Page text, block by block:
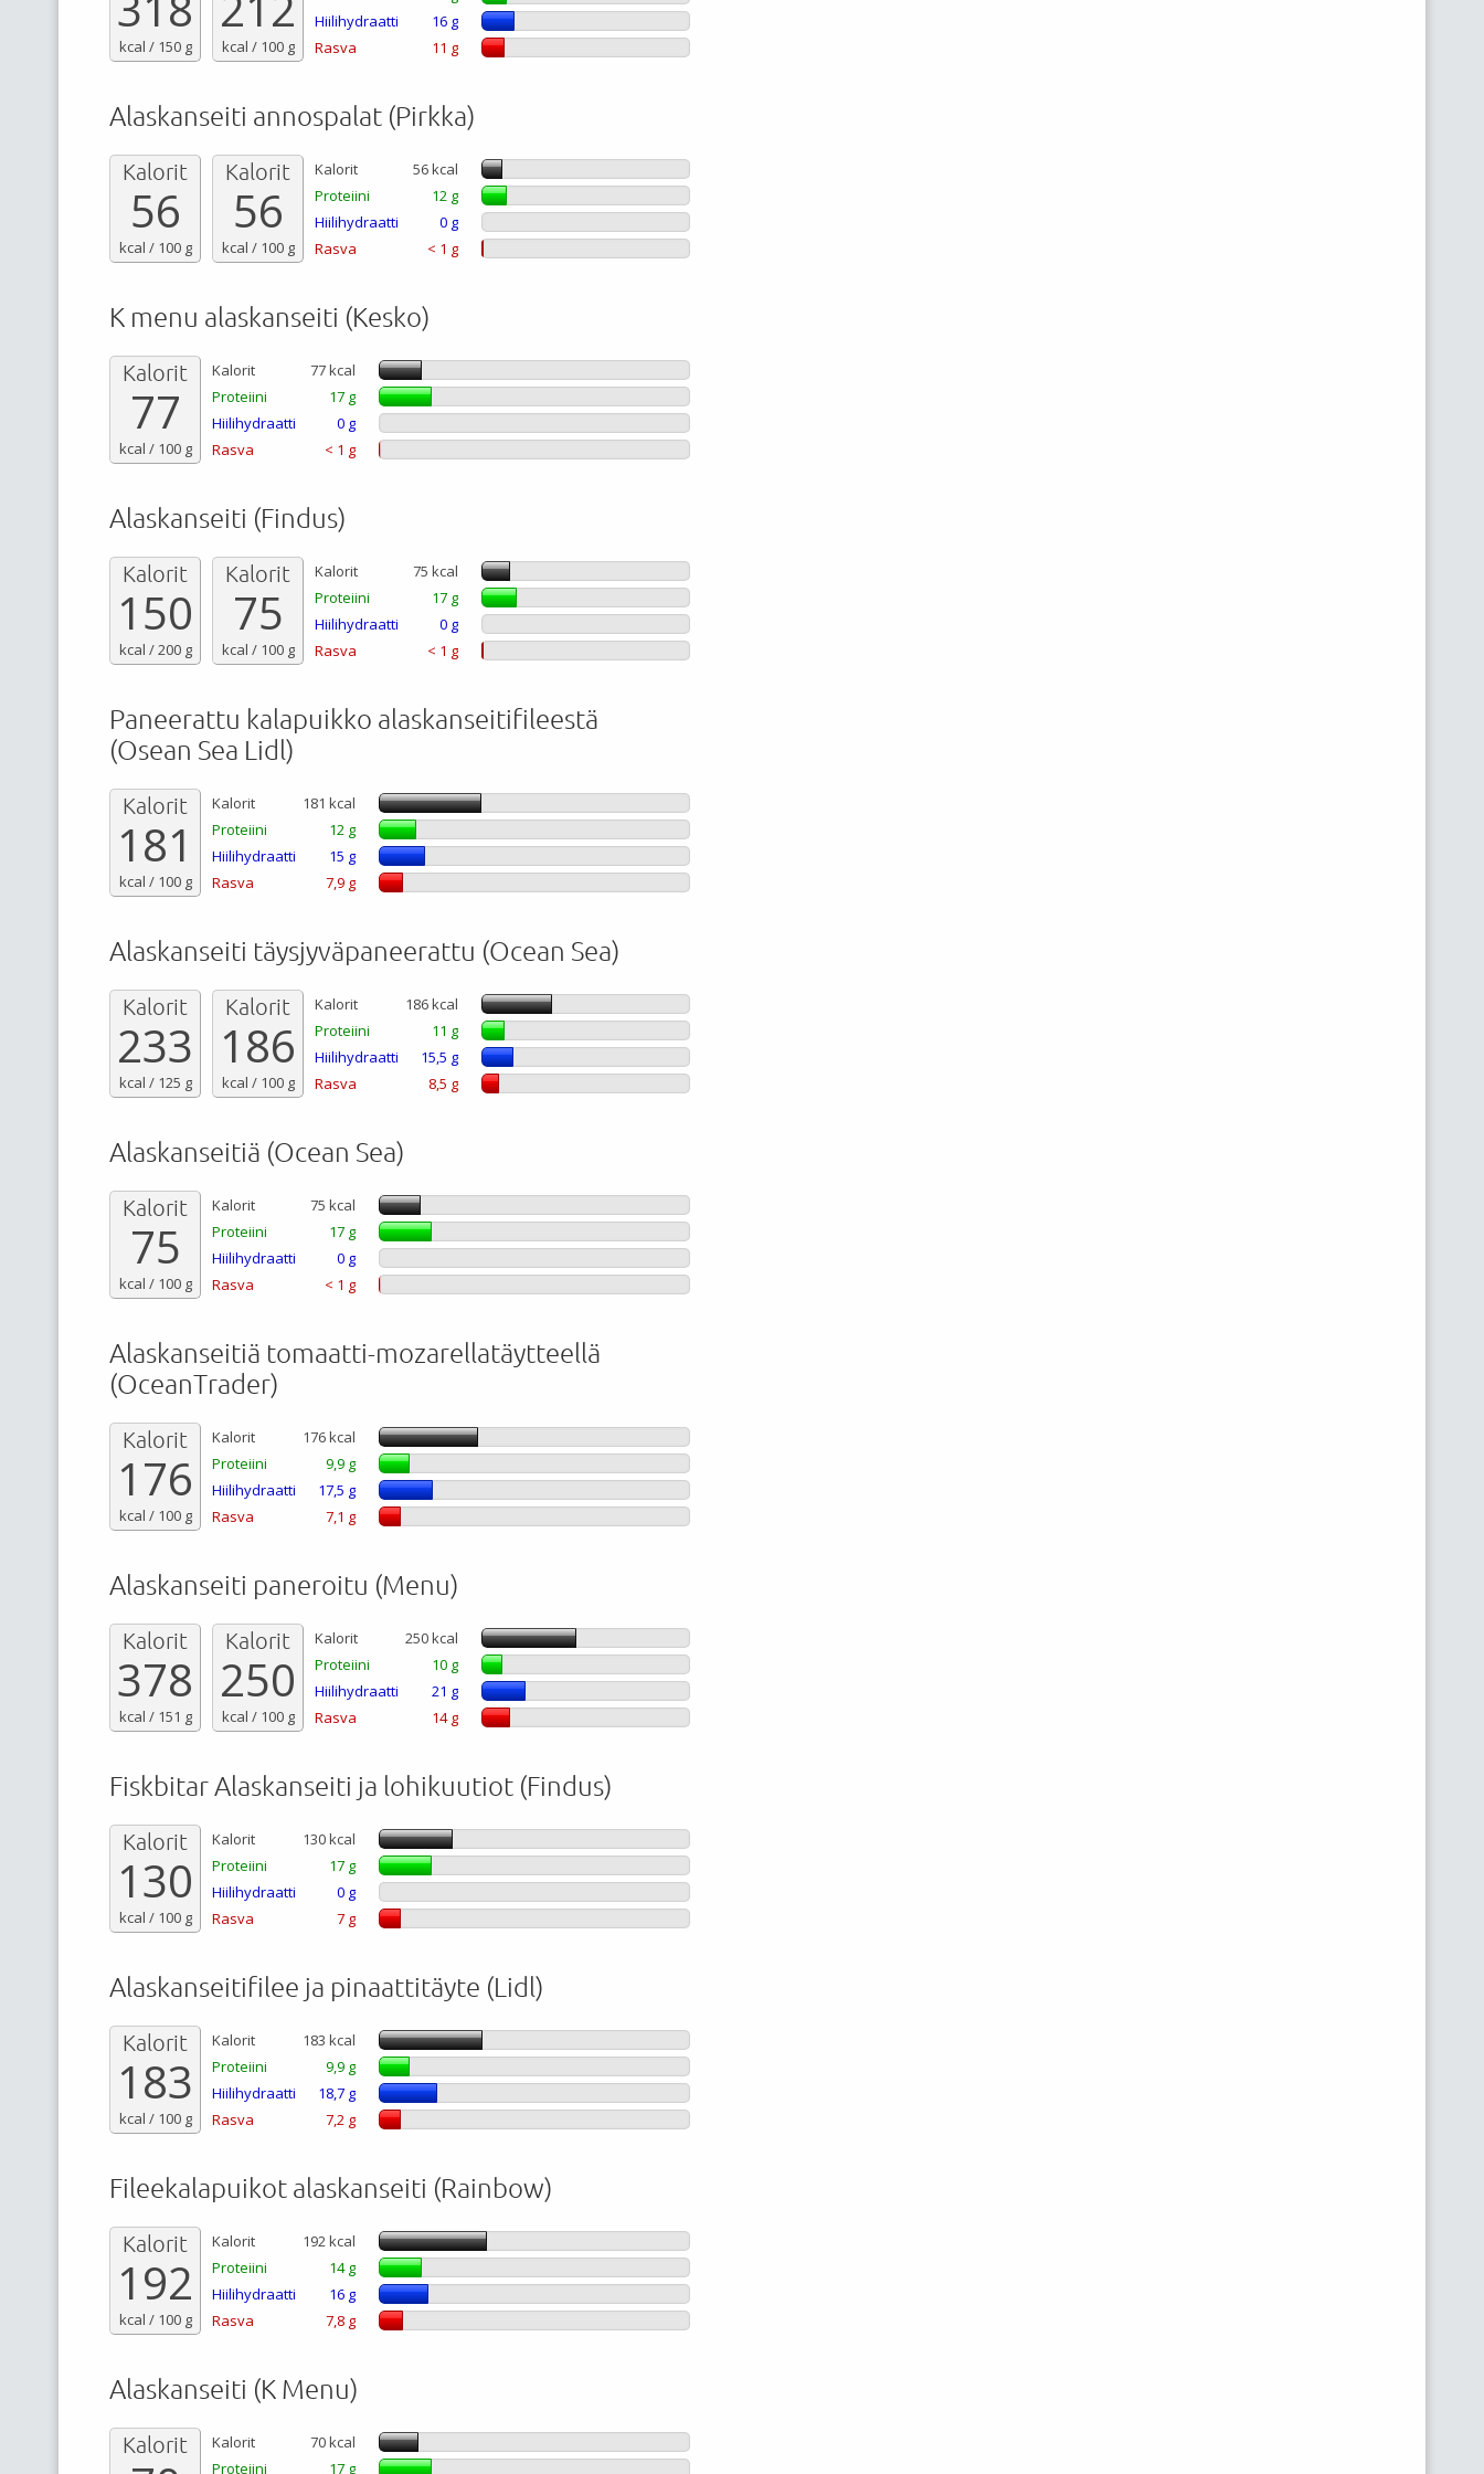
kcal / 150 g kcal / 100 g
Hiilihydraatti
16 g
Rasva
11 g
Alaskanseiti annospalat (Pirkka)
Kalorit
56
kcal / 100 g
Kalorit
56
kcal / 100 g
Kalorit
56 kcal
Proteiini
12 g
Hiilihydraatti
0 g
Rasva
< 1 g
K menu alaskanseiti (Kesko)
Kalorit
77
kcal / 100 g
Kalorit
77 kcal
Proteiini
17 g
Hiilihydraatti
0 g
Rasva
< 1 g
Alaskanseiti (Findus)
Kalorit
150
kcal / 200 g
Kalorit
75
kcal / 100 g
Kalorit
75 kcal
Proteiini
17 g
Hiilihydraatti
0 g
Rasva
< 1 g
Paneerattu kalapuikko alaskanseitifileestä
(Osean Sea Lidl)
Kalorit
181
kcal / 100 g
Kalorit
181 kcal
Proteiini
12 g
Hiilihydraatti
15 g
Rasva
7,9 g
Alaskanseiti täysjyväpaneerattu (Ocean Sea)
Kalorit
233
kcal / 125 g
Kalorit
186
kcal / 100 g
Kalorit
186 kcal
Proteiini
11 g
Hiilihydraatti
15,5 g
Rasva
8,5 g
Alaskanseitiä (Ocean Sea)
Kalorit
75
kcal / 100 g
Kalorit
75 kcal
Proteiini
17 g
Hiilihydraatti
0 g
Rasva
< 1 g
Alaskanseitiä tomaatti-mozarellatäytteellä
(OceanTrader)
Kalorit
176
kcal / 100 g
Kalorit
176 kcal
Proteiini
9,9 g
Hiilihydraatti
17,5 g
Rasva
7,1 g
Alaskanseiti paneroitu (Menu)
Kalorit
378
kcal / 151 g
Kalorit
250
kcal / 100 g
Kalorit
250 kcal
Proteiini
10 g
Hiilihydraatti
21 g
Rasva
14 g
Fiskbitar Alaskanseiti ja lohikuutiot (Findus)
Kalorit
130
kcal / 100 g
Kalorit
130 kcal
Proteiini
17 g
Hiilihydraatti
0 g
Rasva
7 g
Alaskanseitifilee ja pinaattitäyte (Lidl)
Kalorit
183
kcal / 100 g
Kalorit
183 kcal
Proteiini
9,9 g
Hiilihydraatti
18,7 g
Rasva
7,2 g
Fileekalapuikot alaskanseiti (Rainbow)
Kalorit
192
kcal / 100 g
Kalorit
192 kcal
Proteiini
14 g
Hiilihydraatti
16 g
Rasva
7,8 g
Alaskanseiti (K Menu)
Kalorit Kalorit
70 kcal
Proteiini
17 g